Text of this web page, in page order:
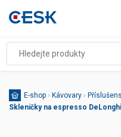
E-shop › Kávovary ›
Skleničky na espresso